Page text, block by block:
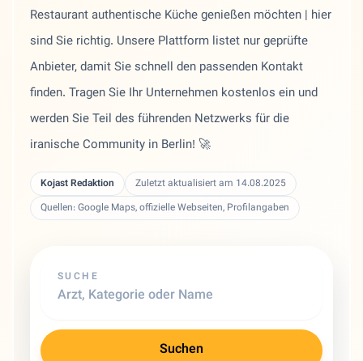
Restaurant authentische Küche genießen möchten | hier
sind Sie richtig. Unsere Plattform listet nur geprüfte
Anbieter, damit Sie schnell den passenden Kontakt
finden. Tragen Sie Ihr Unternehmen kostenlos ein und
werden Sie Teil des führenden Netzwerks für die
iranische Community in Berlin! 🚀
Kojast Redaktion
Zuletzt aktualisiert am 14.08.2025
Quellen: Google Maps, offizielle Webseiten, Profilangaben
SUCHE
Suchen